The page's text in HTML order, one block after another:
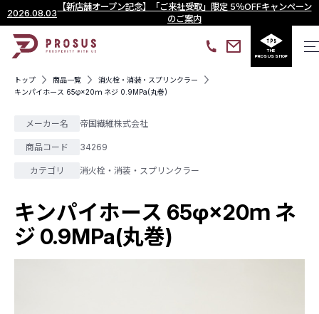
2026.08.03
【新店舗オープン記念】「ご来社受取」限定 5％OFFキャンペーン
のご案内
THE
PROSUS SHOP
トップ 商品一覧
消火栓・消装・スプリンクラー
キンパイホース 65φ×20ｍ ネジ 0.9MPa(丸巻)
メーカー名 帝国繊維株式会社
商品コード 34269
カテゴリ 消火栓・消装・スプリンクラー
キンパイホース 65φ×20ｍ ネ
ジ 0.9MPa(丸巻)